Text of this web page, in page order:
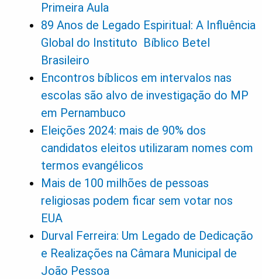
Primeira Aula
89 Anos de Legado Espiritual: A Influência
Global do Instituto Bíblico Betel
Brasileiro
Encontros bíblicos em intervalos nas
escolas são alvo de investigação do MP
em Pernambuco
Eleições 2024: mais de 90% dos
candidatos eleitos utilizaram nomes com
termos evangélicos
Mais de 100 milhões de pessoas
religiosas podem ficar sem votar nos
EUA
Durval Ferreira: Um Legado de Dedicação
e Realizações na Câmara Municipal de
João Pessoa